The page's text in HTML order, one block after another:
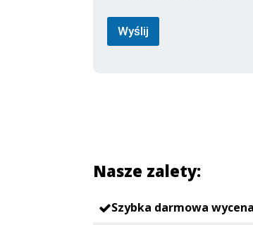
Wyślij
Nasze zalety:
Szybka darmowa wycena